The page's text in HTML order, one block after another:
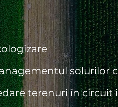
solurilor
terenuri în circuit